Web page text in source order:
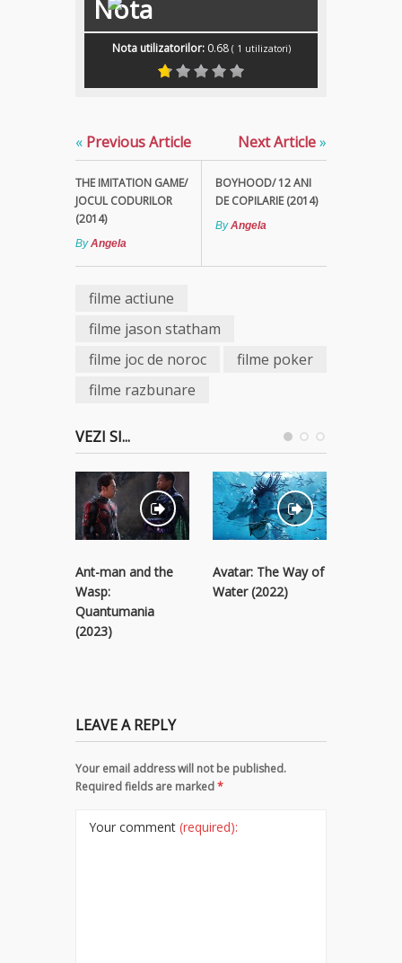
Nota
Nota utilizatorilor: 0.68 ( 1 utilizatori)
« Previous Article
THE IMITATION GAME/
JOCUL CODURILOR
(2014)
ByAngela
Next Article»
BOYHOOD/ 12 ANI
DE COPILARIE (2014)
ByAngela
filme actiune
filme jason statham
filme joc de noroc
filme poker
filme razbunare
VEZI SI...
Ant-man and the
Wasp:
Quantumania
(2023)
Avatar: The Way of
Water (2022)
LEAVE A REPLY
Your email address will not be published.
Required fields are marked*
Your comment (required):